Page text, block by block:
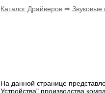
Каталог Драйверов ⇒ Звуковые
На данной странице
Устройства" производства